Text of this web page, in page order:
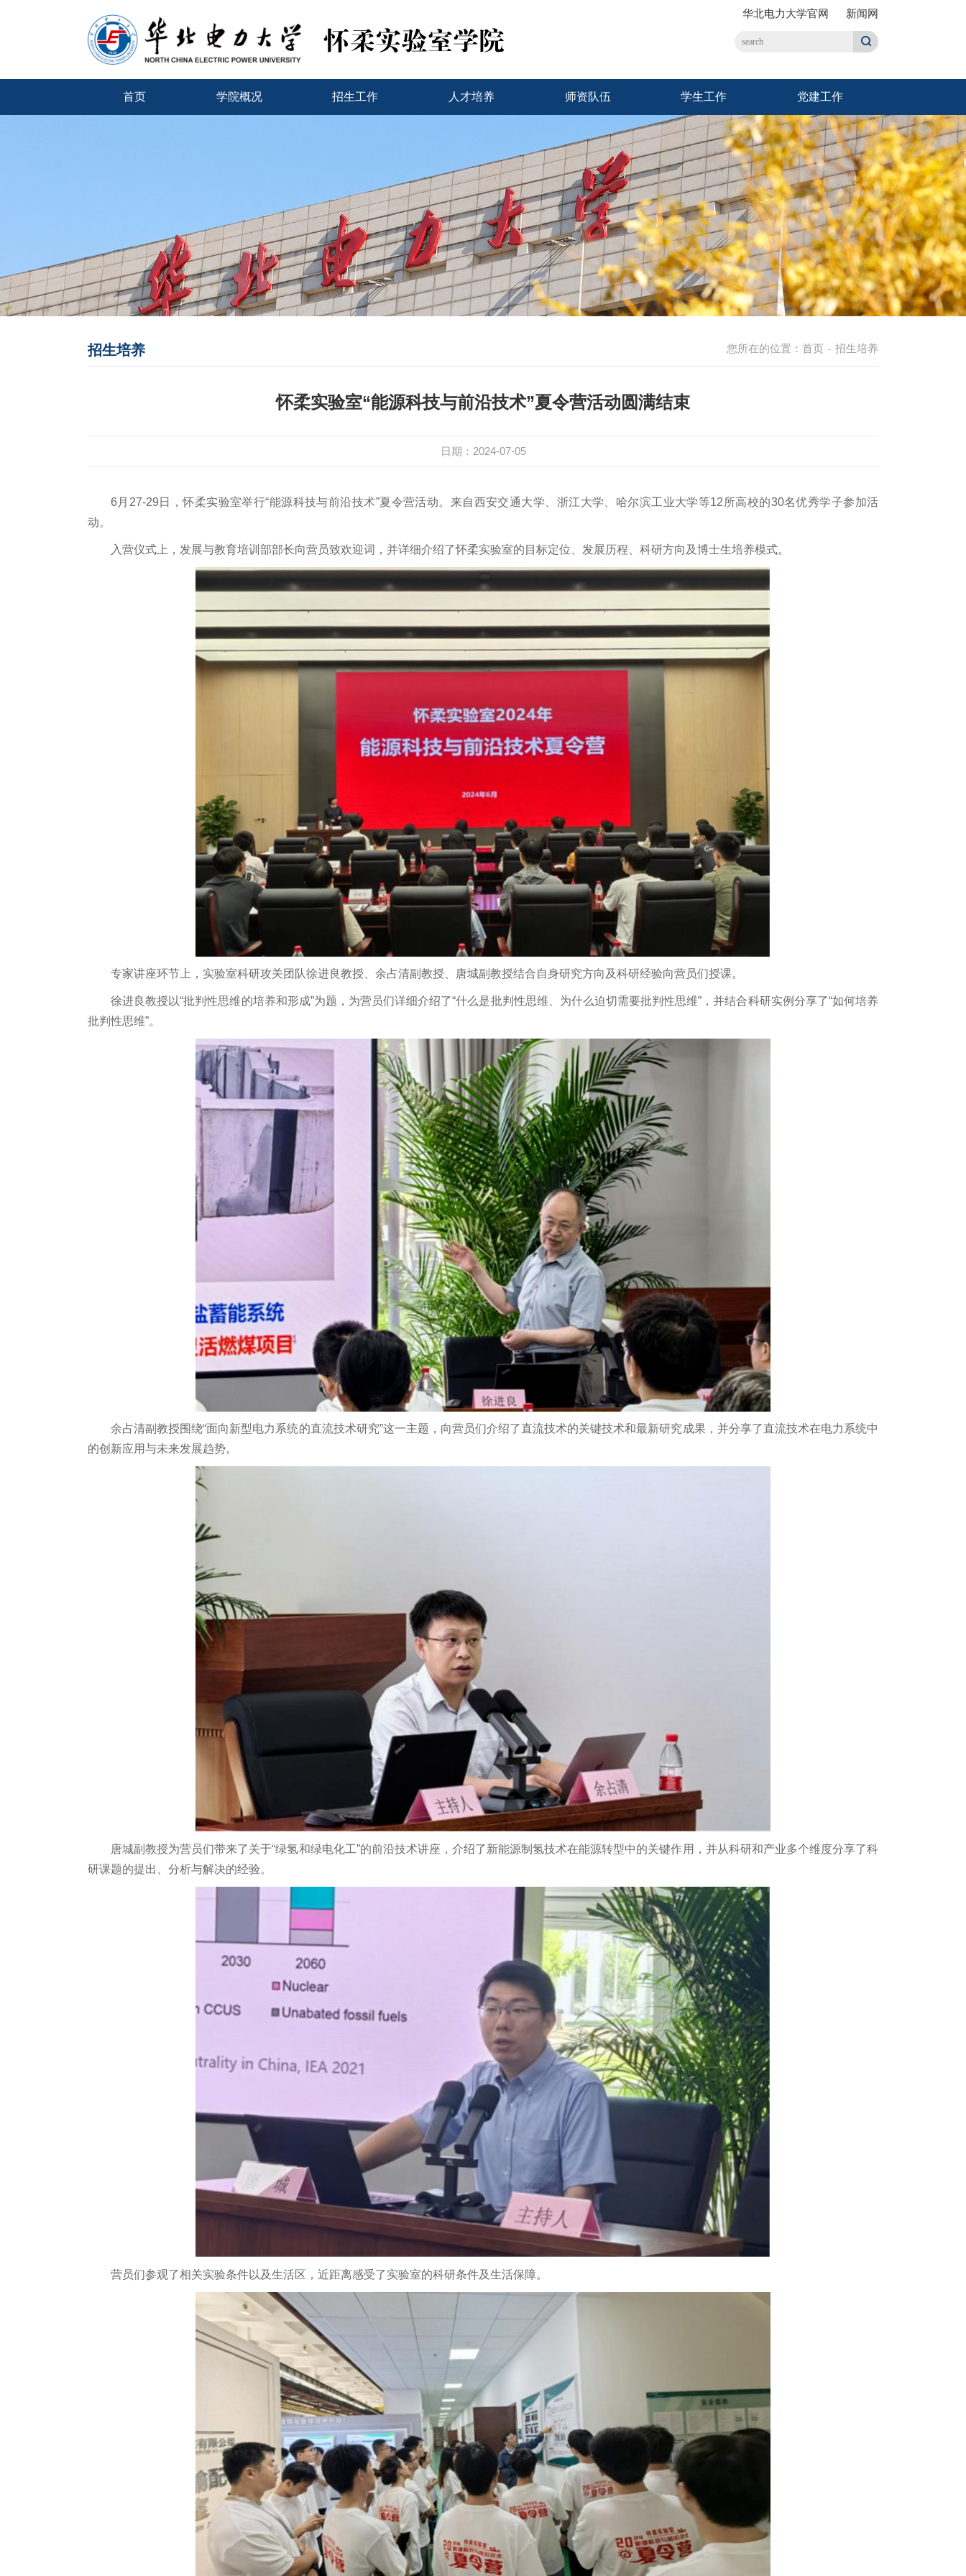
华北电力大学官网 新闻网
首页 学院概况 招生工作 人才培养 师资队伍 学生工作 党建工作
您所在的位置： 首页 - 招生培养
招生培养
怀柔实验室“能源科技与前沿技术”夏令营活动圆满结束
日期：2024-07-05
6月27-29日，怀柔实验室举行“能源科技与前沿技术”夏令营活动。来自西安交通大学、浙江大学、哈尔滨工业大学等12所高校的30名优秀学子参加活
动。
入营仪式上，发展与教育培训部部长向营员致欢迎词，并详细介绍了怀柔实验室的目标定位、发展历程、科研方向及博士生培养模式。
专家讲座环节上，实验室科研攻关团队徐进良教授、余占清副教授、唐城副教授结合自身研究方向及科研经验向营员们授课。
徐进良教授以“批判性思维的培养和形成”为题，为营员们详细介绍了“什么是批判性思维、为什么迫切需要批判性思维”，并结合科研实例分享了“如何培养
批判性思维”。
余占清副教授围绕“面向新型电力系统的直流技术研究”这一主题，向营员们介绍了直流技术的关键技术和最新研究成果，并分享了直流技术在电力系统中
的创新应用与未来发展趋势。
唐城副教授为营员们带来了关于“绿氢和绿电化工”的前沿技术讲座，介绍了新能源制氢技术在能源转型中的关键作用，并从科研和产业多个维度分享了科
研课题的提出、分析与解决的经验。
营员们参观了相关实验条件以及生活区，近距离感受了实验室的科研条件及生活保障。